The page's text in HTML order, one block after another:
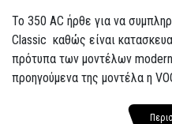
To 350 AC ήρθε για να
Classic καθώς είναι
πρότυπα των μοντέλων
προηγούμενα της μοντέλα η